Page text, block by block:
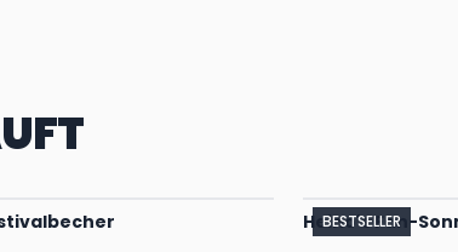
BESTSELLER
Heino's Fan-